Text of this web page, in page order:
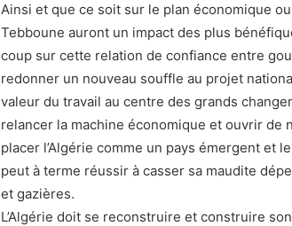
Ainsi et que ce soit sur le plan économique
Tebboune auront un impact des plus
coup sur cette relation de confiance entre
redonner un nouveau souffle au projet
valeur du travail au centre des grands
relancer la machine économique et ouvrir de
placer l’Algérie comme un pays émergent et
peut à terme réussir à casser sa maudite
et gazières.
L’Algérie doit se reconstruire et construire